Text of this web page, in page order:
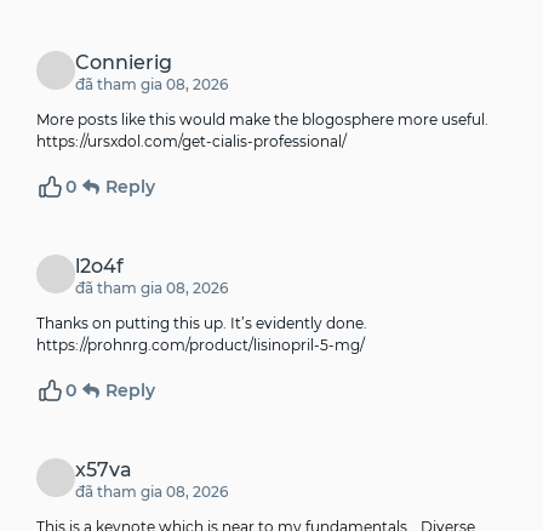
Connierig
đã tham gia 08, 2026
More posts like this would make the blogosphere more useful.
https://ursxdol.com/get-cialis-professional/
0 Reply
l2o4f
đã tham gia 08, 2026
Thanks on putting this up. It’s evidently done.
https://prohnrg.com/product/lisinopril-5-mg/
0 Reply
x57va
đã tham gia 08, 2026
This is a keynote which is near to my fundamentals… Diverse